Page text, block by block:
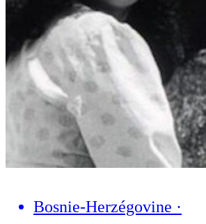
Bosnie-Herzégovine ·